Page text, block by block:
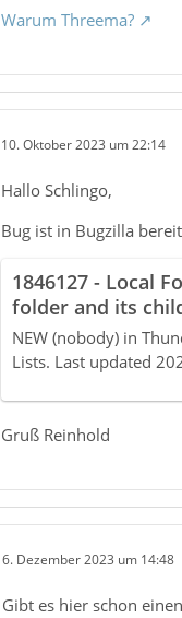
Warum Threema?
10. Oktober 2023 um 22:14
Hallo Schlingo,
Bug ist in Bugzilla
1846127 - Local
folder and its
account fails
NEW (nobody) in
Lists. Last updated
Gruß Reinhold
6. Dezember 2023 um 14:48
Gibt es hier schon